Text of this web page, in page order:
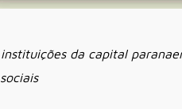
da capital